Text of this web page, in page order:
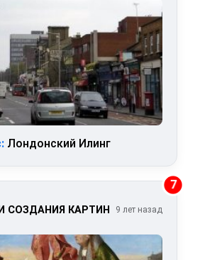
Лондонский Илинг
7
СОЗДАНИЯ КАРТИН 9 лет назад